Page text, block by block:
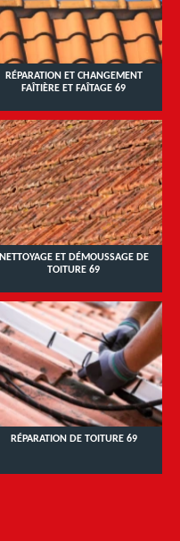
RÉPARATION ET CHANGEMENT
FAÎTIÈRE ET FAÎTAGE 69
NETTOYAGE ET DÉMOUSSAGE DE
TOITURE 69
RÉPARATION DE TOITURE 69